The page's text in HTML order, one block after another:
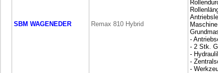
SBM WAGENEDER Remax 810 Hybrid
-
- 2 Stk.
-
-
-